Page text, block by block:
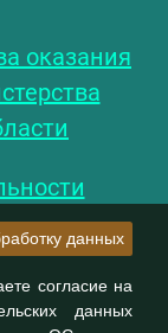
оказания
данных
согласие на
данных